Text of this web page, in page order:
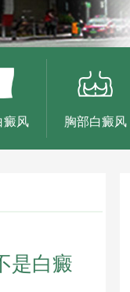
癜风 胸部白癜风
是白癜